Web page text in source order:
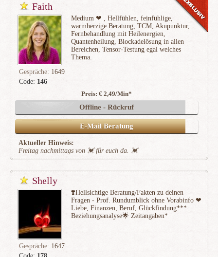
Faith
Code: 146
Medium ❤ , Hellfühlen, feinfühlige,
warmherzige Beratung, TCM, Akupunktur,
Fernbehandlung mit Heilenergien,
Quantenheilung, Blockadelösung in allen
Bereichen, Tensor-Testung egal welches
Thema.
Gespräche: 1649
(613)
Preis: € 2,49/Min*
Offline - Rückruf
E-Mail Beratung
Aktueller Hinweis:
Freitag nachmittags von 💓 für euch da. 💓
Shelly
❣️Hellsichtige Beratung/Fakten zu deinen
Fragen - Prof. Rundumblick ohne Vorabinfo ❤
Liebe, Finanzen, Beruf, Glückfindung***
Beziehungsanalyse🌟 Zeitangaben*
Gespräche: 1647